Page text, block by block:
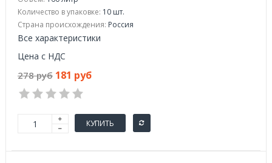
Количество в упаковке: 10 шт.
Страна происхождения: Россия
Все характеристики
Цена с НДС
278 руб 181 руб
КУПИТЬ